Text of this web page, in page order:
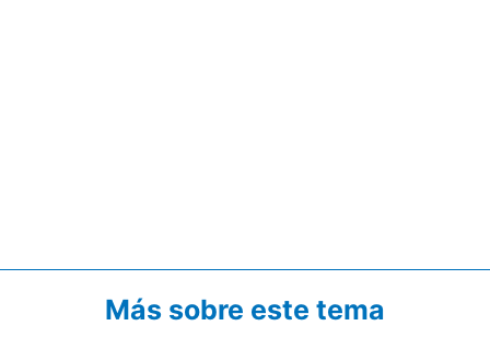
Más sobre este tema